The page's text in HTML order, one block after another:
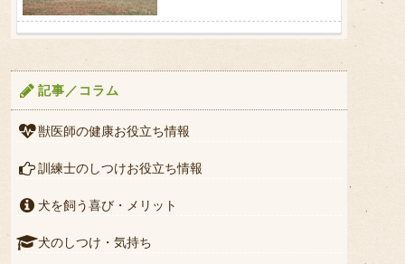
記事／コラム
獣医師の健康お役立ち情報
訓練士のしつけお役立ち情報
犬を飼う喜び・メリット
犬のしつけ・気持ち